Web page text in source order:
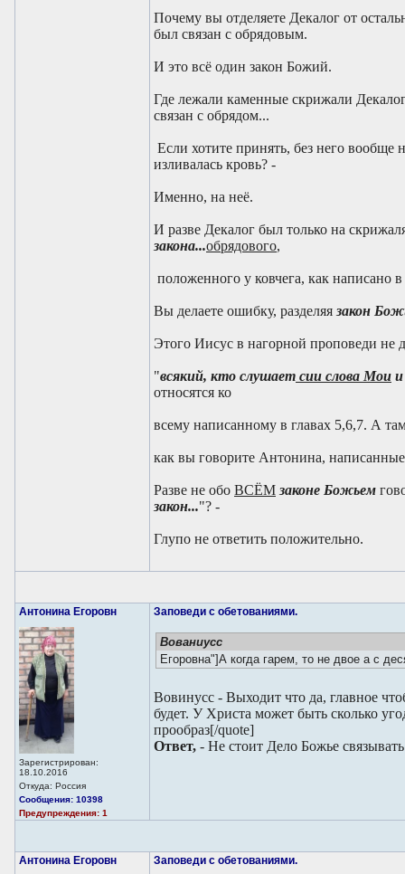
Почему вы отделяете Декалог от
был связан с обрядовым.
И это всё один закон Божий.
Где лежали каменные скрижали
связан с обрядом...
Если хотите принять, без него вообще
изливалась кровь? -
Именно, на неё.
И разве Декалог был только на
закона...обрядового,
положенного у ковчега, как написано
Вы делаете ошибку, разделяя закон
Этого Иисус в нагорной проповеди не
"всякий, кто слушает сии слова Мои
относятся ко
всему написанному в главах 5,6,7. А
как вы говорите Антонина,
Разве не обо ВСЁМ законе Божьем
закон..."? -
Глупо не ответить положительно.
Антонина Егоровн
Зарегистрирован:
18.10.2016
Откуда: Россия
Сообщения: 10398
Предупреждения: 1
Заповеди с обетованиями.
Вованиусc
Егоровна"]А когда гарем, то не двое а с
Вовинусс - Выходит что да, главное
будет. У Христа может быть сколько
прообраз[/quote]
Ответ, - Не стоит Дело Божье
Антонина Егоровн Заповеди с обетованиями.